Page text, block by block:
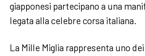
giapponesi partecipano a una
legata alla celebre corsa italiana.
La Mille Miglia rappresenta uno